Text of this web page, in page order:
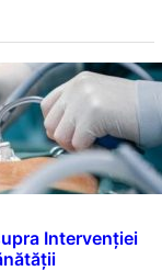
Intervenției